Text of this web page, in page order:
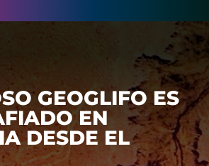
GEOGLIFO ES
EN
DESDE EL